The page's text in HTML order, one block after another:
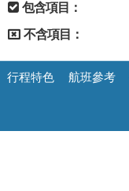
包含項目：
不含項目：
行程特色 航班參考